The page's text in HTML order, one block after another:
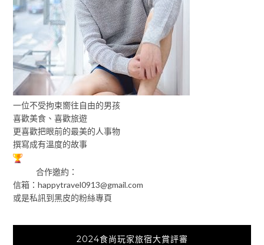
一位不受拘束嚮往自由的男孩
喜歡美食、喜歡旅遊
更喜歡把眼前的最美的人事物
撰寫成有溫度的故事
合作邀約：
信箱：happytravel0913@gmail.com
或是私訊到黑皮的粉絲專頁
2024食尚玩家旅宿大賞評審